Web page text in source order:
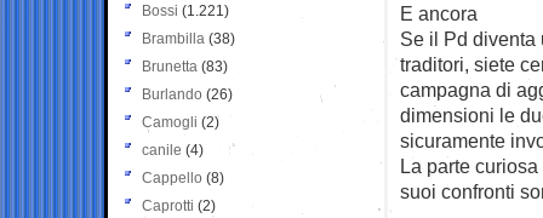
E ancora
Se il Pd diventa
traditori, siete
campagna di
dimensioni le
sicuramente
La parte
suoi confronti
Bossi (1.221)
Brambilla (38)
Brunetta (83)
Burlando (26)
Camogli (2)
canile (4)
Cappello (8)
Caprotti (2)